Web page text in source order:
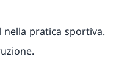
nella pratica sportiva.